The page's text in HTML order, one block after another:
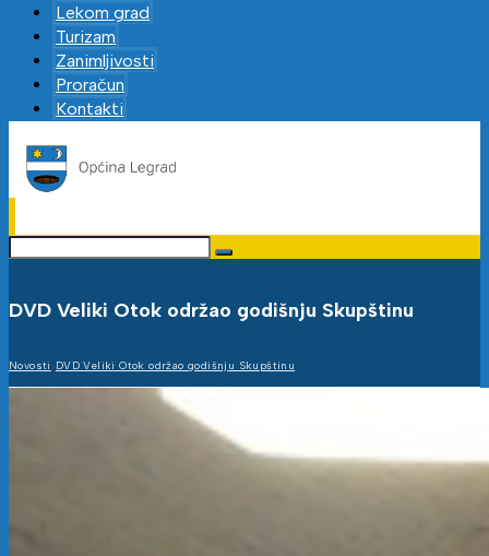
Lekom grad
Turizam
Zanimljivosti
Proračun
Kontakti
DVD Veliki Otok održao godišnju Skupštinu
Novosti DVD Veliki Otok održao godišnju Skupštinu